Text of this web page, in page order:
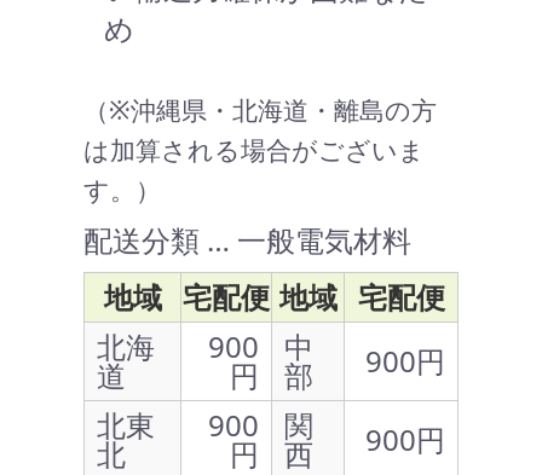
め
（※沖縄県・北海道・離島の方
は加算される場合がございま
す。）
配送分類 … 一般電気材料
地域 宅配便 地域 宅配便
北海
道
900
円
中
部
900円
北東
北
900
円
関
西
900円